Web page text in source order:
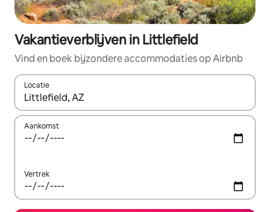
Vakantieverblijven in Littlefield
Vind en boek bijzondere accommodaties op Airbnb
Locatie
Wanneer er resultaten beschikbaar zijn, maak je een keuze
Aankomst
Vertrek